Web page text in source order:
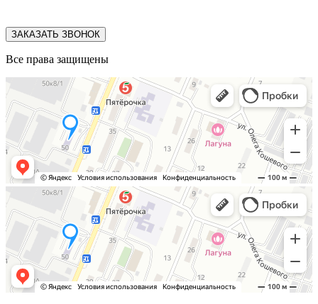
ЗАКАЗАТЬ ЗВОНОК
Все права защищены